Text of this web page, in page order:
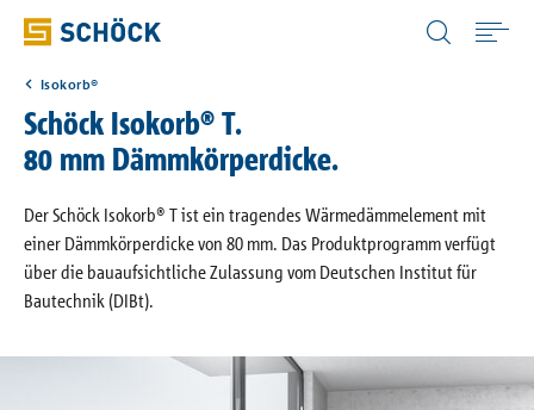
Anwendungen
Produkte
Luxembourg (LU) Deutsch
Isokorb®
Schöck Isokorb® T.
80 mm Dämmkörperdicke.
Der Schöck Isokorb® T ist ein tragendes Wärmedämmelement mit
einer Dämmkörperdicke von 80 mm. Das Produktprogramm verfügt
über die bauaufsichtliche Zulassung vom Deutschen Institut für
Bautechnik (DIBt).